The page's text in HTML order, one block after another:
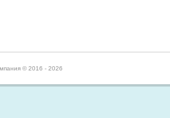
© 2016 - 2026